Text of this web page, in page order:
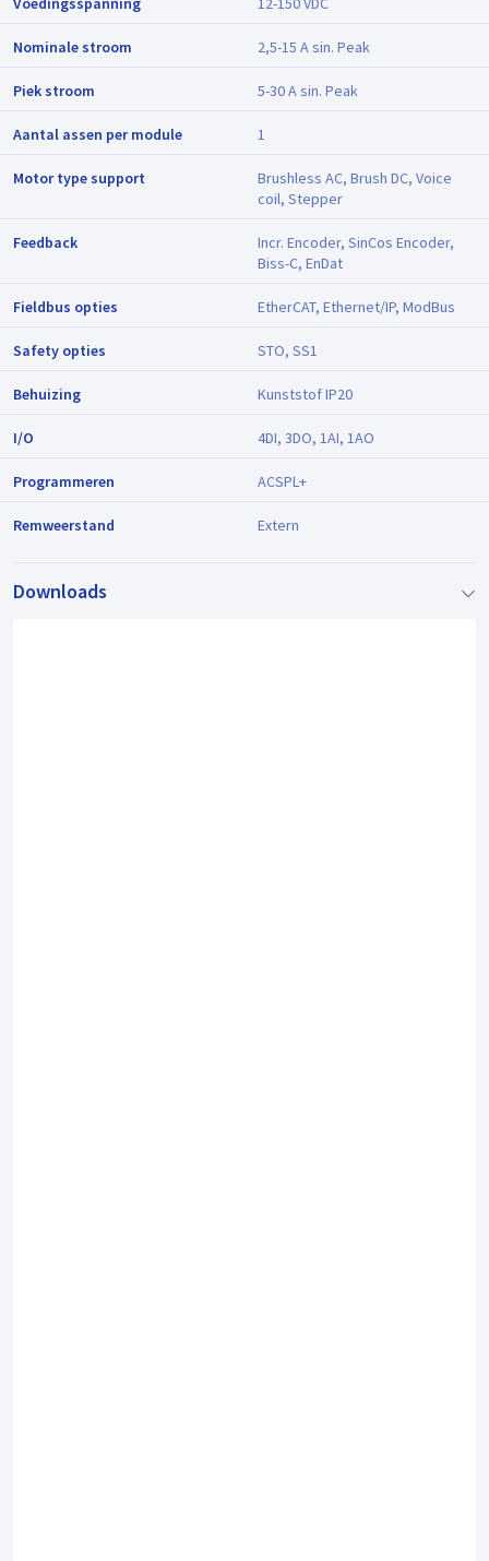
Nominale stroom 2,5-15 A sin. Peak
Piek stroom 5-30 A sin. Peak
Aantal assen per module 1
Motor type support
Brushless AC, Brush DC, Voice
coil, Stepper
Feedback
Incr. Encoder, SinCos Encoder,
Biss-C, EnDat
Fieldbus opties EtherCAT, Ethernet/IP, ModBus
Safety opties STO, SS1
Behuizing Kunststof IP20
I/O 4DI, 3DO, 1AI, 1AO
Programmeren ACSPL+
Remweerstand Extern
Downloads